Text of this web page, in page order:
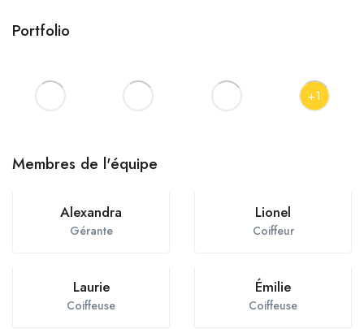
Portfolio
+1
Membres de l'équipe
Alexandra
Gérante
Lionel
Coiffeur
Laurie
Coiffeuse
Émilie
Coiffeuse